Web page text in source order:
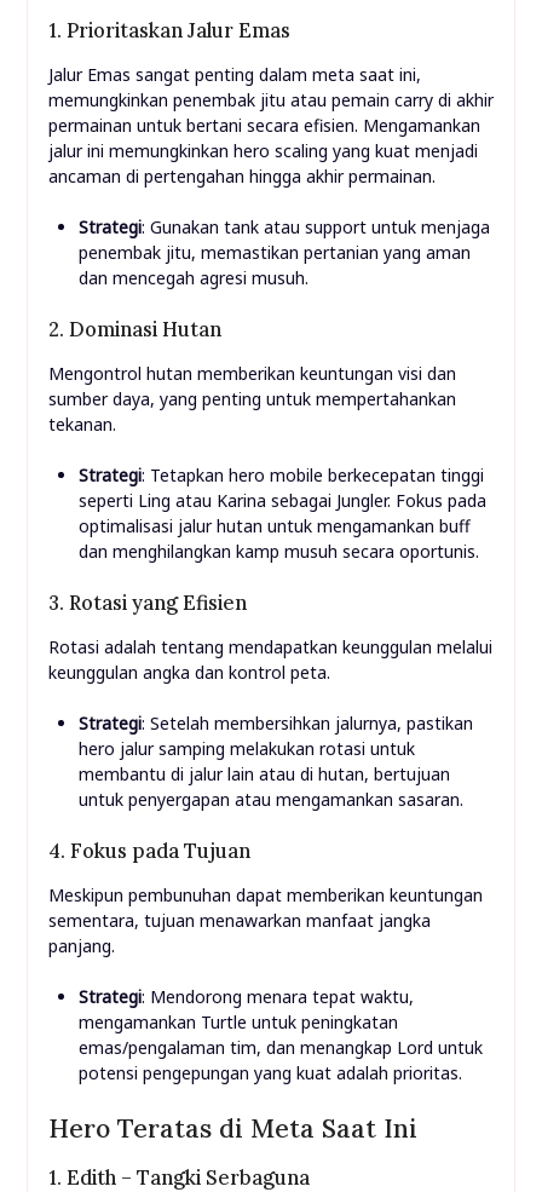
1. Prioritaskan Jalur Emas
Jalur Emas sangat penting dalam meta saat ini,
memungkinkan penembak jitu atau pemain carry di akhir
permainan untuk bertani secara efisien. Mengamankan
jalur ini memungkinkan hero scaling yang kuat menjadi
ancaman di pertengahan hingga akhir permainan.
Strategi: Gunakan tank atau support untuk menjaga
penembak jitu, memastikan pertanian yang aman
dan mencegah agresi musuh.
2. Dominasi Hutan
Mengontrol hutan memberikan keuntungan visi dan
sumber daya, yang penting untuk mempertahankan
tekanan.
Strategi: Tetapkan hero mobile berkecepatan tinggi
seperti Ling atau Karina sebagai Jungler. Fokus pada
optimalisasi jalur hutan untuk mengamankan buff
dan menghilangkan kamp musuh secara oportunis.
3. Rotasi yang Efisien
Rotasi adalah tentang mendapatkan keunggulan melalui
keunggulan angka dan kontrol peta.
Strategi: Setelah membersihkan jalurnya, pastikan
hero jalur samping melakukan rotasi untuk
membantu di jalur lain atau di hutan, bertujuan
untuk penyergapan atau mengamankan sasaran.
4. Fokus pada Tujuan
Meskipun pembunuhan dapat memberikan keuntungan
sementara, tujuan menawarkan manfaat jangka
panjang.
Strategi: Mendorong menara tepat waktu,
mengamankan Turtle untuk peningkatan
emas/pengalaman tim, dan menangkap Lord untuk
potensi pengepungan yang kuat adalah prioritas.
Hero Teratas di Meta Saat Ini
1. Edith – Tangki Serbaguna